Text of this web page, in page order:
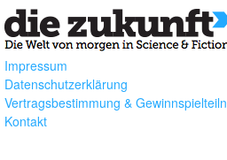
Impressum
Datenschutzerklärung
Vertragsbestimmung &
Kontakt